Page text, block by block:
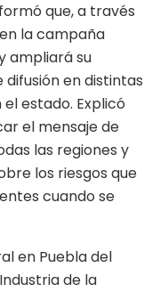
que, a través
la campaña
ampliará su
en distintas
estado. Explicó
el mensaje de
las regiones y
los riesgos que
cuando se
en Puebla del
de la